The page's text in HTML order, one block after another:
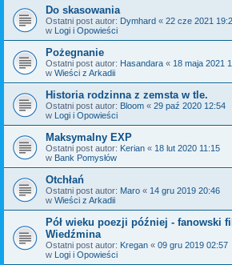
Do skasowania
Ostatni post autor: Dymhard « 22 cze 2021
w Logi i Opowieści
Pożegnanie
Ostatni post autor: Hasandara « 18 maja 2021
w Wieści z Arkadii
Historia rodzinna z zemsta w tle.
Ostatni post autor: Bloom « 29 paź 2020 12:54
w Logi i Opowieści
Maksymalny EXP
Ostatni post autor: Kerian « 18 lut 2020 11:15
w Bank Pomysłów
Otchłań
Ostatni post autor: Maro « 14 gru 2019 20:46
w Wieści z Arkadii
Pół wieku poezji później - fanowski
Wiedźmina
Ostatni post autor: Kregan « 09 gru 2019 02:57
w Logi i Opowieści